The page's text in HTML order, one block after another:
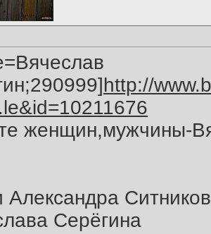
http://
женщин,мужчины-
Александра
Серёгина